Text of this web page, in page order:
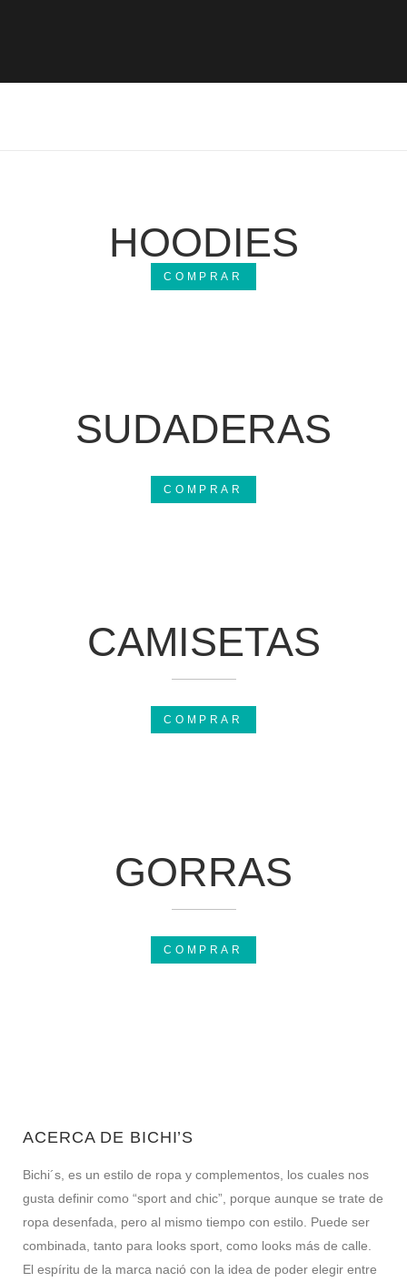
HOODIES
COMPRAR
SUDADERAS
COMPRAR
CAMISETAS
COMPRAR
GORRAS
COMPRAR
ACERCA DE BICHI’S
Bichi´s, es un estilo de ropa y complementos, los cuales nos
gusta definir como “sport and chic”, porque aunque se trate de
ropa desenfada, pero al mismo tiempo con estilo. Puede ser
combinada, tanto para looks sport, como looks más de calle.
El espíritu de la marca nació con la idea de poder elegir entre